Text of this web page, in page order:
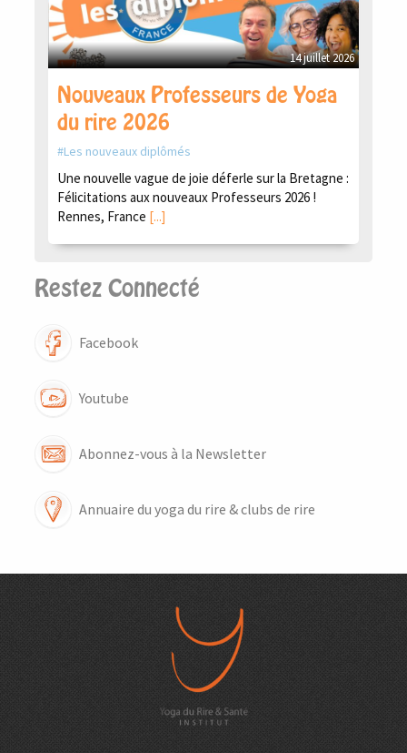
14 juillet 2026
Nouveaux Professeurs de Yoga
du rire 2026
Les nouveaux diplômés
Une nouvelle vague de joie déferle sur la Bretagne :
Félicitations aux nouveaux Professeurs 2026 !
Rennes, France [...]
Restez Connecté
Facebook
Youtube
Abonnez-vous à la Newsletter
Annuaire du yoga du rire & clubs de rire